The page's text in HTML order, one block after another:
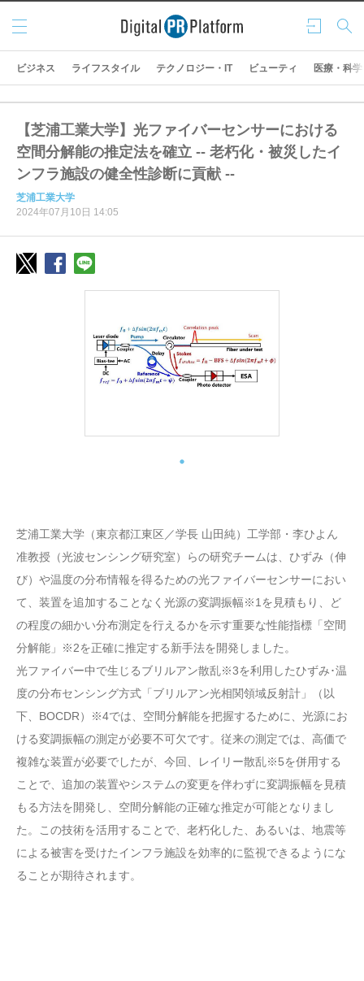
ログ
イン
検索
メニ
ュー
ビジネス ライフスタイル テクノロジー・IT ビューティ 医療・科学
【芝浦工業大学】光ファイバーセンサーにおける
空間分解能の推定法を確立 -- 老朽化・被災したイ
ンフラ施設の健全性診断に貢献 --
芝浦工業大学
2024年07月10日 14:05
芝浦工業大学（東京都江東区／学長 山田純）工学部・李ひよん
准教授（光波センシング研究室）らの研究チームは、ひずみ（伸
び）や温度の分布情報を得るための光ファイバーセンサーにおい
て、装置を追加することなく光源の変調振幅※1を見積もり、ど
の程度の細かい分布測定を行えるかを示す重要な性能指標「空間
分解能」※2を正確に推定する新手法を開発しました。
光ファイバー中で生じるブリルアン散乱※3を利用したひずみ･温
度の分布センシング方式「ブリルアン光相関領域反射計」（以
下、BOCDR）※4では、空間分解能を把握するために、光源にお
ける変調振幅の測定が必要不可欠です。従来の測定では、高価で
複雑な装置が必要でしたが、今回、レイリー散乱※5を併用する
ことで、追加の装置やシステムの変更を伴わずに変調振幅を見積
もる方法を開発し、空間分解能の正確な推定が可能となりまし
た。この技術を活用することで、老朽化した、あるいは、地震等
による被害を受けたインフラ施設を効率的に監視できるようにな
ることが期待されます。